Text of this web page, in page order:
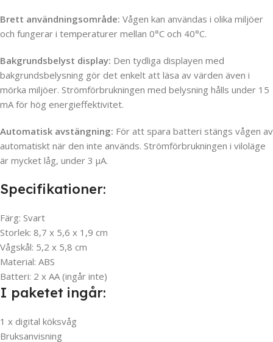
Brett användningsområde: Vågen kan användas i olika miljöer
och fungerar i temperaturer mellan 0°C och 40°C.
Bakgrundsbelyst display: Den tydliga displayen med
bakgrundsbelysning gör det enkelt att läsa av värden även i
mörka miljöer. Strömförbrukningen med belysning hålls under 15
mA för hög energieffektivitet.
Automatisk avstängning: För att spara batteri stängs vågen av
automatiskt när den inte används. Strömförbrukningen i viloläge
är mycket låg, under 3 µA.
Specifikationer:
Färg: Svart
Storlek: 8,7 x 5,6 x 1,9 cm
Vågskål: 5,2 x 5,8 cm
Material: ABS
Batteri: 2 x AA (ingår inte)
I paketet ingår:
1 x digital köksvåg
Bruksanvisning